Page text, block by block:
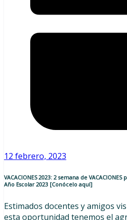
12 febrero, 2023
VACACIONES 2023: 2 semana de
Año Escolar 2023 [Conócelo aquí]
Estimados docentes y amigos
esta oportunidad tenemos el